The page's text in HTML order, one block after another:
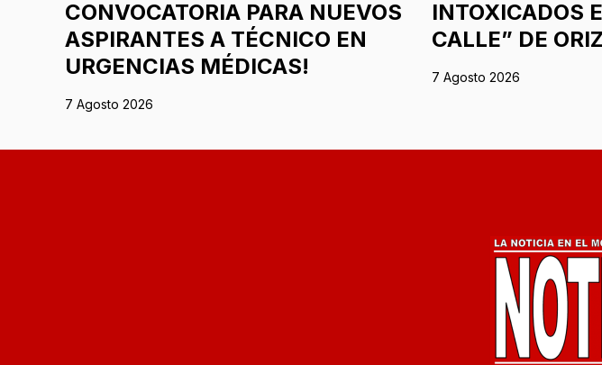
CONVOCATORIA PARA NUEVOS
ASPIRANTES A TÉCNICO EN
URGENCIAS MÉDICAS!
7 Agosto 2026
INTOXICADOS
CALLE” DE
7 Agosto 2026